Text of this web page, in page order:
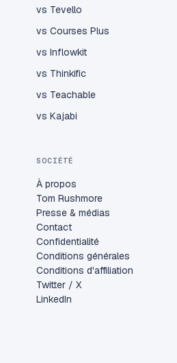
vs Tevello
vs Courses Plus
vs Inflowkit
vs Thinkific
vs Teachable
vs Kajabi
SOCIÉTÉ
À propos
Tom Rushmore
Presse & médias
Contact
Confidentialité
Conditions générales
Conditions d'affiliation
Twitter / X
LinkedIn